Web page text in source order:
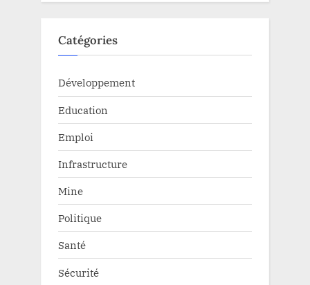
Catégories
Développement
Education
Emploi
Infrastructure
Mine
Politique
Santé
Sécurité